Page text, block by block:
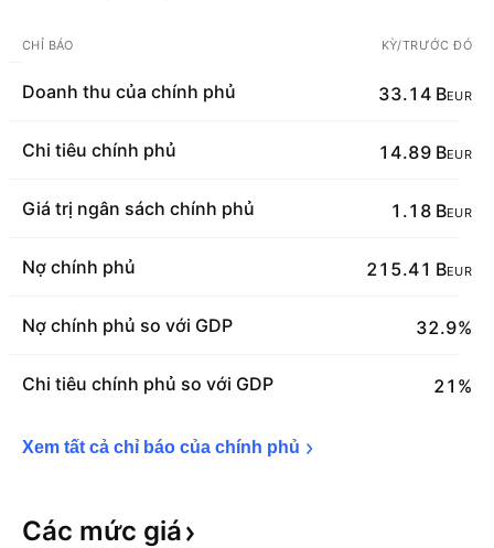
CHỈ BÁO KỲ/TRƯỚC ĐÓ
Doanh thu của chính phủ 33.14 BEUR
Chi tiêu chính phủ 14.89 BEUR
Giá trị ngân sách chính phủ 1.18 BEUR
Nợ chính phủ 215.41 BEUR
Nợ chính phủ so với GDP 32.9%
Chi tiêu chính phủ so với GDP 21%
Xem tất cả chỉ báo của chính phủ
Các mức giá